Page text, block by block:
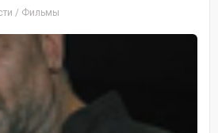
/ Фильмы